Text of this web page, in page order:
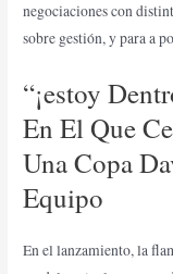
negociaciones con
sobre gestión, y para a
“¡estoy
En El Que
Una Copa
Equipo
En el lanzamiento, la